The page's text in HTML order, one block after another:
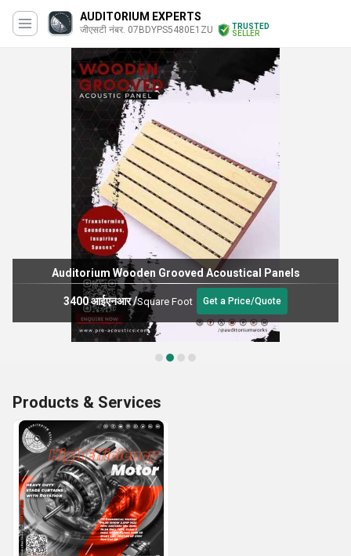
AUDITORIUM EXPERTS
जीएसटी नंबर. 07BDYPS5480E1ZU
TRUSTED
SELLER
Auditorium Wooden Grooved Acoustical Panels
3400 आईएनआर/Square Foot Get a Price/Quote
Products & Services